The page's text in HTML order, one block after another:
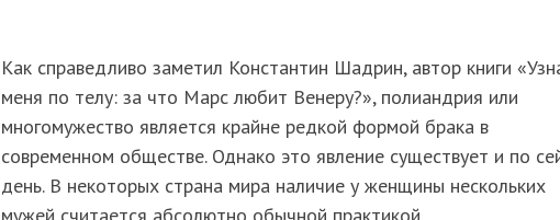
Как справедливо заметил Константин Шадрин, автор книги
меня по телу: за что Марс любит Венеру?», полиандрия или
многомужество является крайне редкой формой брака в
современном обществе. Однако это явление существует и по
день. В некоторых страна мира наличие у женщины нескольких